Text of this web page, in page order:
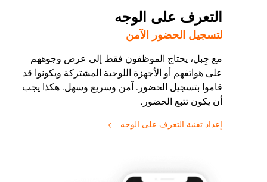
التعرف على الوجه
لتسجيل الحضور الآمن
مع جِبل، يحتاج الموظفون فقط إلى عرض وجوههم
على هواتفهم أو الأجهزة اللوحية المشتركة ويكونوا قد
قاموا بتسجيل الحضور. آمن وسريع وسهل. هكذا يجب
أن يكون تتبع الحضور.
إعداد تقنية التعرف على الوجه